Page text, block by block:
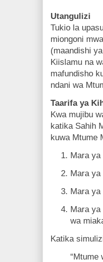
Utangulizi
Tukio la
miongoni
(maandishi
Kiislamu na
mafundisho
ndani wa
Taarifa ya
Kwa mujibu
katika Sahih
kuwa Mtume
Mara
Mara
Mara
Mara
wa
Katika
“Mtume